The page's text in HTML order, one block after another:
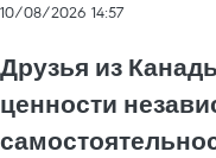
10/08/2026 14:57
Друзья из
ценности